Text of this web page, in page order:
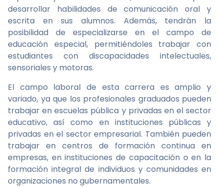
desarrollar habilidades de comunicación oral y
escrita en sus alumnos. Además, tendrán la
posibilidad de especializarse en el campo de
educación especial, permitiéndoles trabajar con
estudiantes con discapacidades intelectuales,
sensoriales y motoras.
El campo laboral de esta carrera es amplio y
variado, ya que los profesionales graduados pueden
trabajar en escuelas pública y privadas en el sector
educativo, así como en instituciones públicas y
privadas en el sector empresarial. También pueden
trabajar en centros de formación continua en
empresas, en instituciones de capacitación o en la
formación integral de individuos y comunidades en
organizaciones no gubernamentales.